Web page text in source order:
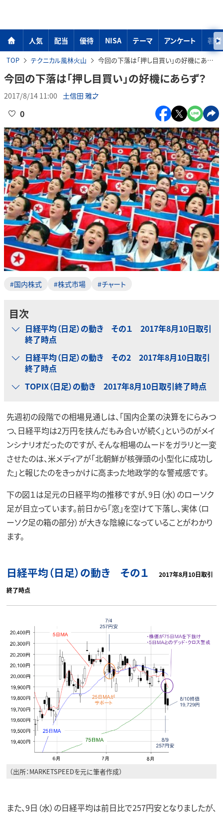
人気 配当 優待 NISA テーマ アンケート 著者
TOP テクニカル風林火山 今回の下落は「押し目買い」の好機にあらず？
今回の下落は「押し目買い」の好機にあらず？
2017/8/14 11:00 土信田 雅之
0
#国内株式 #株式市場 #チャート
目次
日経平均（日足）の動き その１ 2017年8月10日取引
終了時点
日経平均（日足）の動き その2 2017年8月10日取引
終了時点
TOPIX（日足）の動き 2017年8月10日取引終了時点
先週初の段階での相場見通しは、「国内企業の決算をにらみつ
つ、日経平均は2万円を挟んだもみ合いが続く」というのがメイ
ンシナリオだったのですが、そんな相場のムードをガラリと一変
させたのは、米メディアが「北朝鮮が核弾頭の小型化に成功し
た」と報じたのをきっかけに高まった地政学的な警戒感です。
下の図１は足元の日経平均の推移ですが、9日（水）のローソク
足が目立っています。前日から「窓」を空けて下落し、実体（ロ
ーソク足の箱の部分）が大きな陰線になっていることがわかり
ます。
日経平均（日足）の動き その１
2017年8月10日取引
終了時点
（出所：MARKETSPEEDを元に筆者作成）
また、9日（水）の日経平均は前日比で257円安となりましたが、